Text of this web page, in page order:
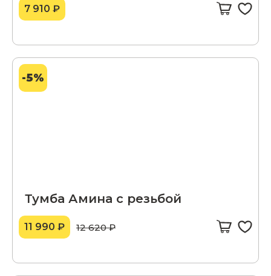
7 910 ₽
-5%
Тумба Амина с резьбой
11 990 ₽ 12 620 ₽